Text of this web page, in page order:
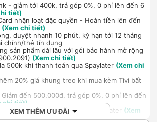
- giảm tới 400k, trả góp 0%, 0 phí lên đến 6
tiết)
nhận loạt đặc quyền - Hoàn tiền lên đến
(Xem chi tiết)
duyệt nhanh 10 phút, kỳ hạn tới 12 tháng
chính/thẻ tín dụng
sản phẩm dài lâu với gói bảo hành mở rộng
(Xem chi tiết)
500k khi thanh toán qua Spaylater (Xem chi
20% giá khung treo khi mua kèm Tivi bất
Giảm đến 500.000đ, trả góp 0%, 0 phí lên đến
chi tiết)
khi thanh toán qua Homepaylater (Xem
XEM THÊM ƯU ĐÃI